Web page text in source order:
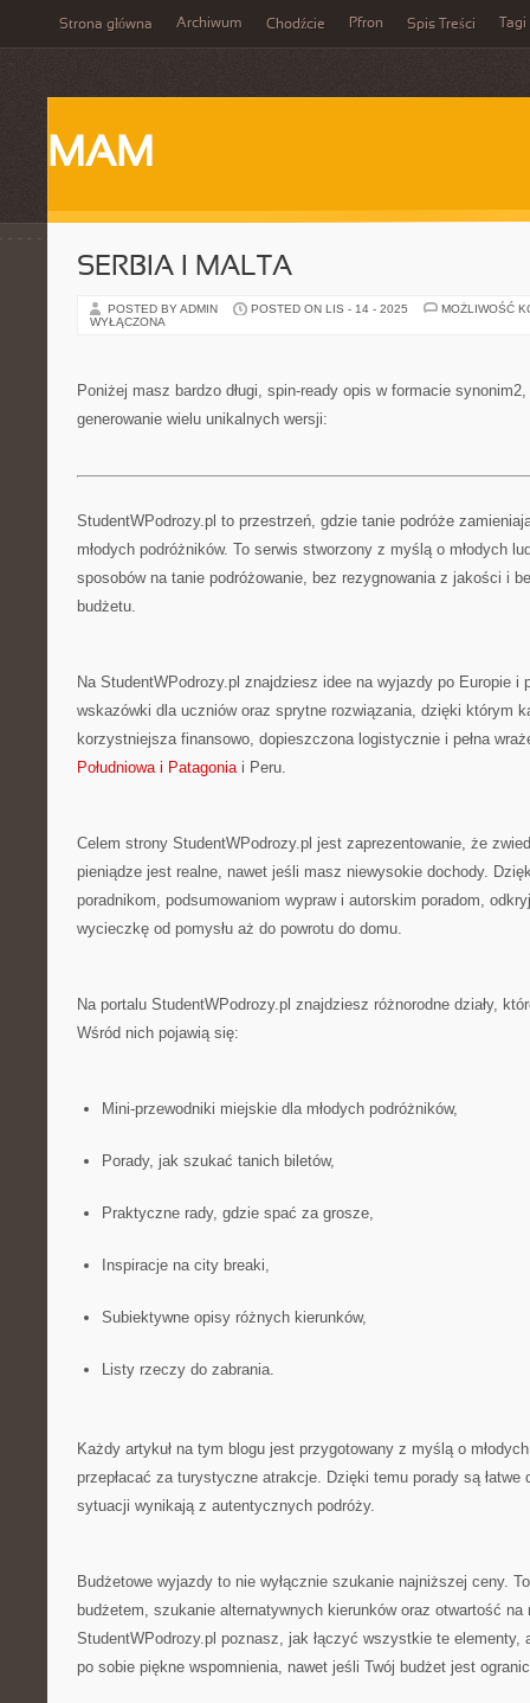
Strona główna Archiwum Chodźcie Pfron Spis Treści Tagi
MAM
SERBIA I MALTA
POSTED BY ADMIN POSTED ON LIS - 14 - 2025
MOŻLIWOŚĆ
WYŁĄCZONA
Poniżej masz bardzo długi, spin-ready opis w formacie
generowanie wielu unikalnych wersji:
StudentWPodrozy.pl to przestrzeń, gdzie tanie podróże
młodych podróżników. To serwis stworzony z myślą o młodych
sposobów na tanie podróżowanie, bez rezygnowania z jakości i
budżetu.
Na StudentWPodrozy.pl znajdziesz idee na wyjazdy po Europie i
wskazówki dla uczniów oraz sprytne rozwiązania, dzięki którym
korzystniejsza finansowo, dopieszczona logistycznie i pełna
Południowa i Patagoniai Peru.
Celem strony StudentWPodrozy.pl jest zaprezentowanie, że
pieniądze jest realne, nawet jeśli masz niewysokie dochody.
poradnikom, podsumowaniom wypraw i autorskim poradom,
wycieczkę od pomysłu aż do powrotu do domu.
Na portalu StudentWPodrozy.pl znajdziesz różnorodne działy,
Wśród nich pojawią się:
Mini-przewodniki miejskie dla młodych podróżników,
Porady, jak szukać tanich biletów,
Praktyczne rady, gdzie spać za grosze,
Inspiracje na city breaki,
Subiektywne opisy różnych kierunków,
Listy rzeczy do zabrania.
Każdy artykuł na tym blogu jest przygotowany z myślą o
przepłacać za turystyczne atrakcje. Dzięki temu porady są łatwe
sytuacji wynikają z autentycznych podróży.
Budżetowe wyjazdy to nie wyłącznie szukanie najniższej ceny.
budżetem, szukanie alternatywnych kierunków oraz otwartość na
StudentWPodrozy.pl poznasz, jak łączyć wszystkie te elementy,
po sobie piękne wspomnienia, nawet jeśli Twój budżet jest